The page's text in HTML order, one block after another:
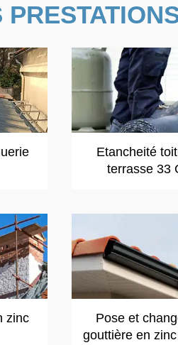
Etancheité
terrasse 33
zinc
Pose et
gouttière en